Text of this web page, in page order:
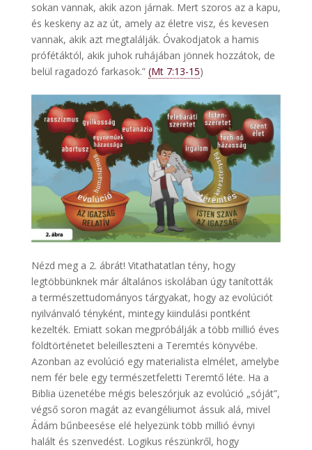
sokan vannak, akik azon járnak. Mert szoros az a kapu,
és keskeny az az út, amely az életre visz, és kevesen
vannak, akik azt megtalálják. Óvakodjatok a hamis
prófétáktól, akik juhok ruhájában jönnek hozzátok, de
belül ragadozó farkasok.” (Mt 7:13-15)
Nézd meg a 2. ábrát! Vitathatatlan tény, hogy
legtöbbünknek már általános iskolában úgy tanították
a természettudományos tárgyakat, hogy az evolúciót
nyilvánvaló tényként, mintegy kiindulási pontként
kezelték. Emiatt sokan megpróbálják a több millió éves
földtörténetet beleilleszteni a Teremtés könyvébe.
Azonban az evolúció egy materialista elmélet, amelybe
nem fér bele egy természetfeletti Teremtő léte. Ha a
Biblia üzenetébe mégis beleszórjuk az evolúció „sóját”,
végső soron magát az evangéliumot ássuk alá, mivel
Ádám bűnbeesése elé helyezünk több millió évnyi
halált és szenvedést. Logikus részünkről, hogy